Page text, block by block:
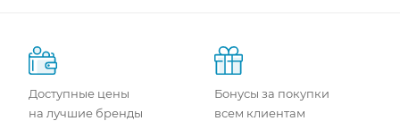
Доступные цены
на лучшие бренды
Бонусы за покупки
всем клиентам